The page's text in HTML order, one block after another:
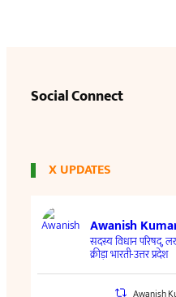
Social Connect
X UPDATES